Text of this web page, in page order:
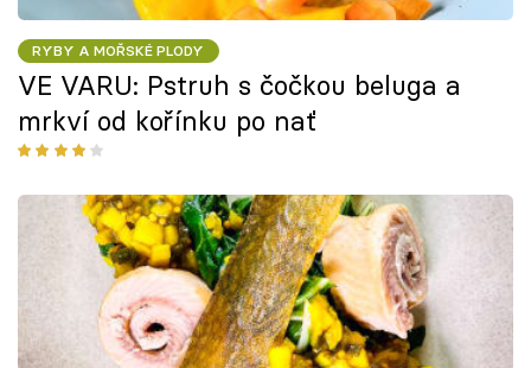
RYBY A MOŘSKÉ PLODY
VE VARU: Pstruh s čočkou beluga a
mrkví od kořínku po nať